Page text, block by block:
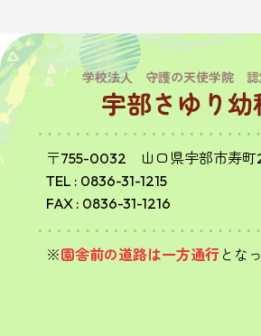
学校法人 守護の天使学院 認
宇部さゆり幼
〒755-0032 山口県宇部市寿町
TEL : 0836-31-1215
FAX : 0836-31-1216
※園舎前の道路は一方通行とな